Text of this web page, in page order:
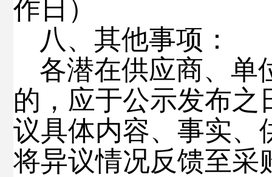
作日）
八、其他事项：
各潜在供应商、单
的，应于公示发布之
议具体内容、事实、
将异议情况反馈至采